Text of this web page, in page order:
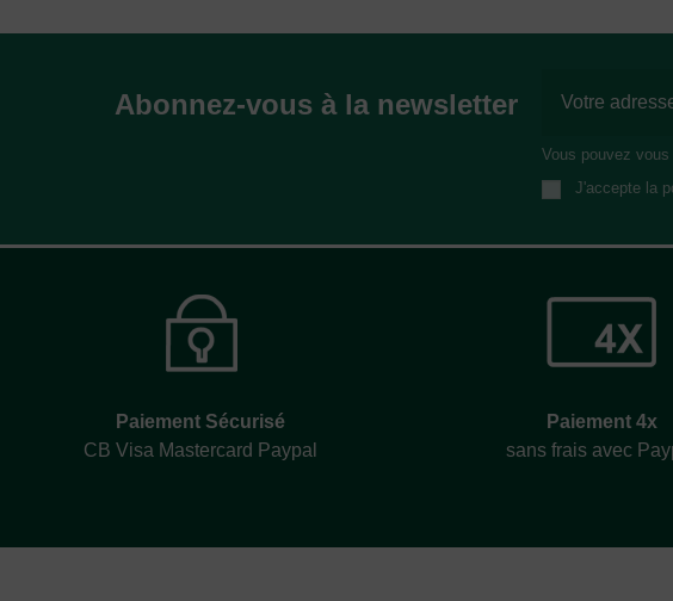
Abonnez-vous à la newsletter
Vous pouvez
J'accepte la
Paiement Sécurisé
CB Visa Mastercard Paypal
Paiement 4x
sans frais avec